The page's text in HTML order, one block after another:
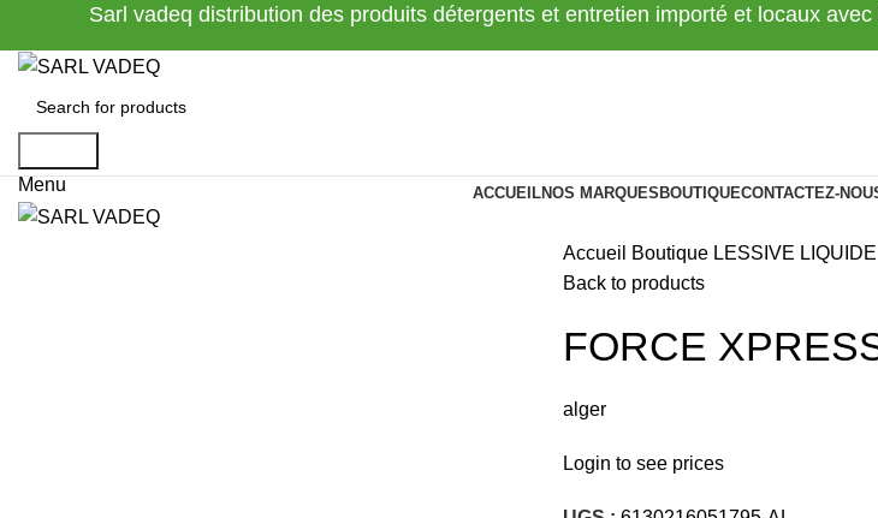
Sarl vadeq distribution des produits détergents et entretien importé et locaux
Menu
ACCUEILNOS MARQUES BOUTIQUECONTACTEZ-
Accueil Boutique LESSIVE LIQUIDE
Back to products
FORCE
alger
Login to see prices